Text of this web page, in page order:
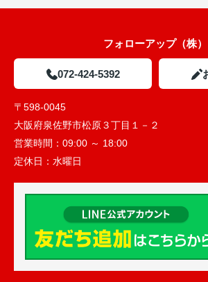
フォローアップ（株）
072-424-5392
〒598-0045
大阪府泉佐野市松原３丁目１－２
営業時間： 09:00 ～ 18:00
定休日： 水曜日